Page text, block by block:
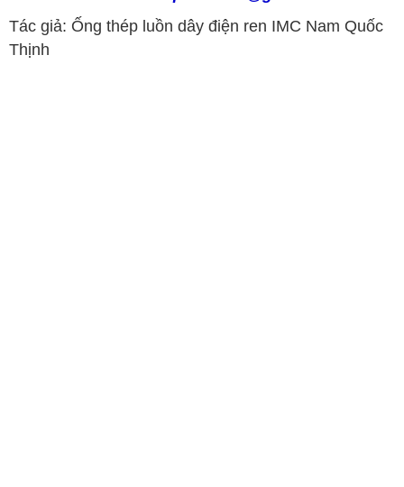
Tác giả: Ống thép luồn dây điện ren IMC Nam Quốc
Thịnh